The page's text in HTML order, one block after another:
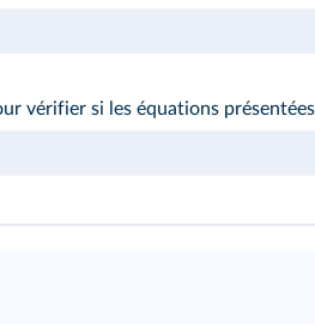
vérifier si les équations